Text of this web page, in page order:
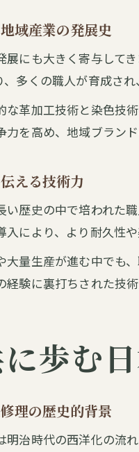
域産業の発展史
展にも大きく寄与して
多くの職人が育成さ
な革加工技術と染色技
を高め、地域ブラン
える技術力
い歴史の中で培われた
により、より耐久性
大量生産が進む中でも
経験に裏打ちされた技
歩む
理の歴史的背景
明治時代の西洋化の流